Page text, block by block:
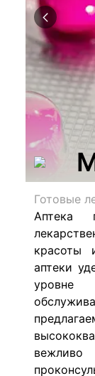
Готовые
Аптека
красоты
аптеки
уровне